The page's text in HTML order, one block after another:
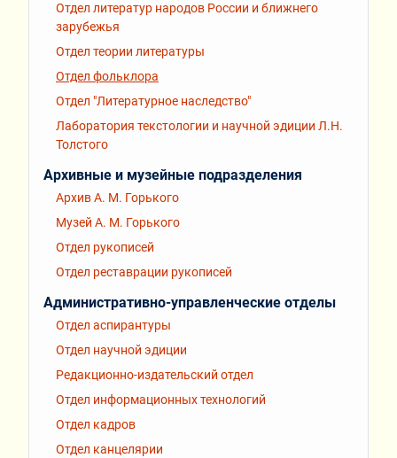
Отдел литератур народов России и ближнего
зарубежья
Отдел теории литературы
Отдел фольклора
Отдел "Литературное наследство"
Лаборатория текстологии и научной эдиции Л.Н.
Толстого
Архивные и музейные подразделения
Архив А. М. Горького
Музей А. М. Горького
Отдел рукописей
Отдел реставрации рукописей
Административно-управленческие отделы
Отдел аспирантуры
Отдел научной эдиции
Редакционно-издательский отдел
Отдел информационных технологий
Отдел кадров
Отдел канцелярии